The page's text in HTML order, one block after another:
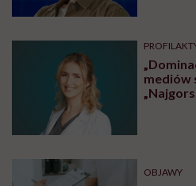
mediów
OBJAWY